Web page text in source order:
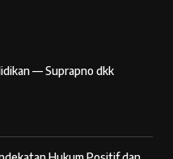
— Suprapno dkk